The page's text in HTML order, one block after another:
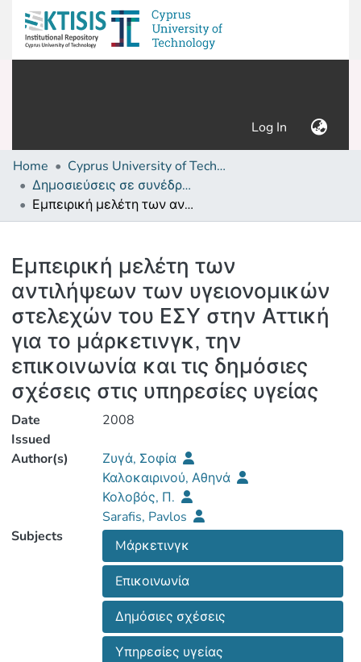
Log In (current)
Home
Cyprus University of Technology (Research Output)
Δημοσιεύσεις σε συνέδρια /Conference papers or poster or presentation
Εμπειρική μελέτη των αντιλήψεων των υγειονομικών στελεχών του ΕΣΥ στην Αττική για το μάρκετινγκ, την επικοινωνία και τις δημόσιες σχέσεις στις υπηρεσίες υγείας
Εμπειρική μελέτη των
αντιλήψεων των υγειονομικών
στελεχών του ΕΣΥ στην Αττική
για το μάρκετινγκ, την
επικοινωνία και τις δημόσιες
σχέσεις στις υπηρεσίες υγείας
Date
Issued
2008
Author(s)
Ζυγά, Σοφία
Καλοκαιρινού, Αθηνά
Κολοβός, Π.
Sarafis, Pavlos
Subjects
Mάρκετινγκ
Eπικοινωνία
Δημόσιες σχέσεις
Υπηρεσίες υγείας